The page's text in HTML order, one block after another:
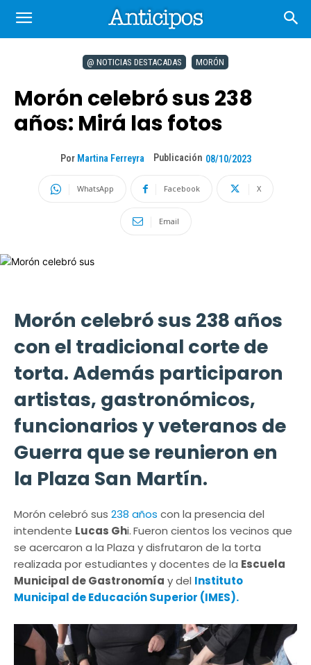
@ NOTICIAS DESTACADAS MORÓN
Morón celebró sus 238
años: Mirá las fotos
Por Martina Ferreyra Publicación 08/10/2023
WhatsApp Facebook X
Email
Morón celebró sus 238 años
con el tradicional corte de
torta. Además participaron
artistas, gastronómicos,
funcionarios y veteranos de
Guerra que se reunieron en
la Plaza San Martín.
Morón celebró sus 238 años con la presencia del
intendente Lucas Ghi.Fueron cientos los vecinos que
se acercaron a la Plaza y disfrutaron de la torta
realizada por estudiantes y docentes de la Escuela
Municipal de Gastronomía y del Instituto
Municipal de Educación Superior (IMES).